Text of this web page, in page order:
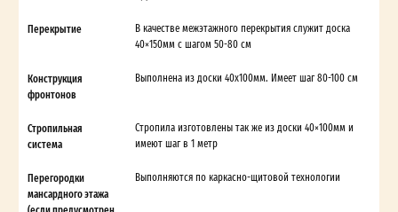
Перекрытие
В качестве межэтажного перекрытия служит доска
40×150мм с шагом 50-80 см
Конструкция
фронтонов
Выполнена из доски 40х100мм. Имеет шаг 80-100 см
Стропильная
система
Стропила изготовлены так же из доски 40×100мм и
имеют шаг в 1 метр
Перегородки
мансардного этажа
Выполняются по каркасно-щитовой технологии